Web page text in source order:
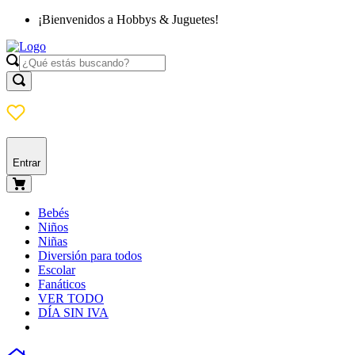
¡Bienvenidos a Hobbys & Juguetes!
Entrar
Bebés
Niños
Niñas
Diversión para todos
Escolar
Fanáticos
VER TODO
DÍA SIN IVA